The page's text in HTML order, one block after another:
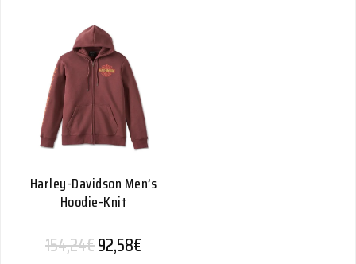
Harley-Davidson Men’s
Hoodie-Knit
154,24€Alkuperäinen hinta oli: 154,24€.
92,58€